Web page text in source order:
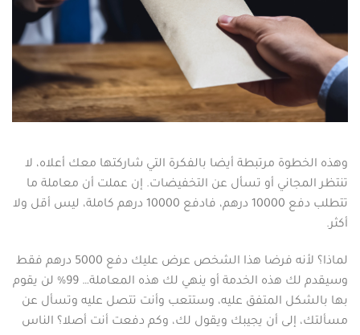
وهذه الخطوة مرتبطة أيضا بالفكرة التي شاركتها معك أعلاه، لا
تنتظر المجاني أو تسأل عن التخفيضات. إن عملت أن معاملة ما
تتطلب دفع 10000 درهم، فادفع 10000 درهم كاملة، ليس أقل ولا
أكثر.
لماذا؟ لأنه فرضا هذا الشخص عرض عليك دفع 5000 درهم فقط
وسيقدم لك هذه الخدمة أو ينهي لك هذه المعاملة… 99% لن يقوم
بها بالشكل المتفق عليه، وستتعب وأنت تتصل عليه وتسأل عن
مسألتك، إلى أن يجيبك ويقول لك، وكم دفعت أنت أصلا؟ الناس